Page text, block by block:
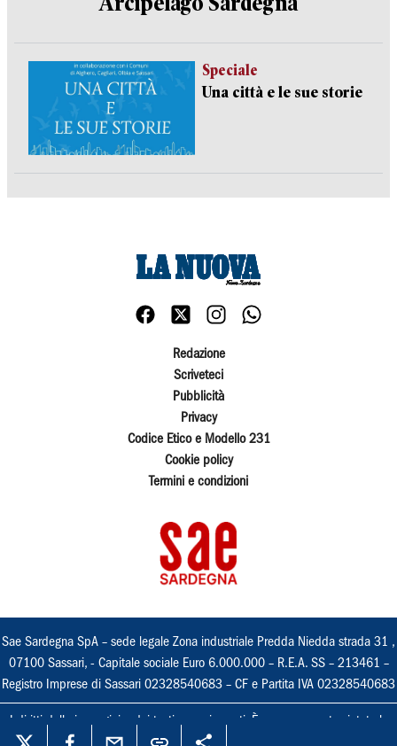
Speciale
Una città e le sue storie
Redazione
Scriveteci
Pubblicità
Privacy
Codice Etico e Modello 231
Cookie policy
Termini e condizioni
Sae Sardegna SpA – sede legale Zona industriale Predda Niedda strada 31 ,
07100 Sassari, - Capitale sociale Euro 6.000.000 – R.E.A. SS – 213461 –
Registro Imprese di Sassari 02328540683 – CF e Partita IVA 02328540683
I diritti delle immagini e dei testi sono riservati. È espressamente vietata la
loro riproduzione con qualsiasi mezzo e l'adattamento totale o parziale.